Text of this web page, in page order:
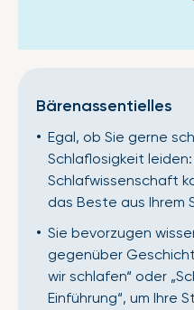
Bärenassentielles
Egal, ob Sie gerne
Schlaflosigkeit
Schlafwissenschaft
das Beste aus Ihrem
Sie bevorzugen
gegenüber
wir schlafen“ oder
Einführung“, um Ihre